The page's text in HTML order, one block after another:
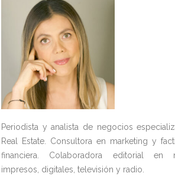
Periodista y analista de negocios
Real Estate. Consultora en marketing y
financiera. Colaboradora editorial en
impresos, digitales, televisión y radio.